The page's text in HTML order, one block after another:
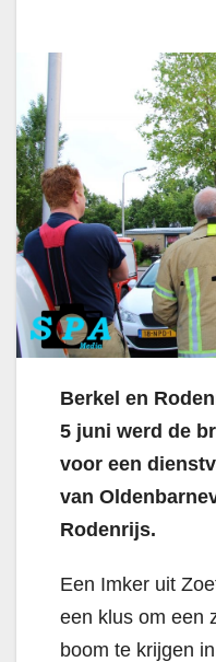
Berkel en
5 juni werd de
voor een
van
Rodenrijs.
Een Imker uit
een klus om een
boom te krijgen